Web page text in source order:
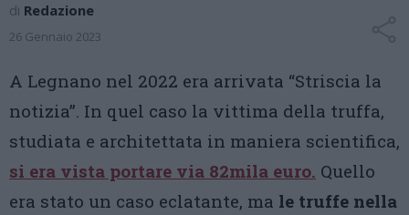
di Redazione
26 Gennaio 2023
A Legnano nel 2022 era arrivata “Striscia la
notizia”. In quel caso la vittima della truffa,
studiata e architettata in maniera scientifica,
si era vista portare via 82mila euro. Quello
era stato un caso eclatante, ma le truffe nella